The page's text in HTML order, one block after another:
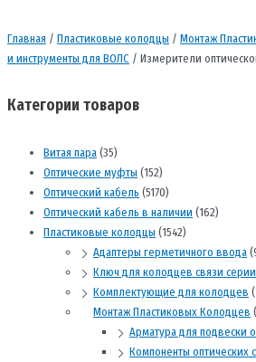
Главная / Пластиковые колодцы / Монтаж
и инструменты для ВОЛС / Измерители
Категории товаров
Витая пара(35)
Оптические муфты (152)
Оптический кабель (5170)
Оптический кабель в наличии (162)
Пластиковые колодцы (1542)
Адаптеры герметичного ввода
Ключ для колодцев связи
Комплектующие для колодцев
Монтаж Пластиковых Колодцев
Арматура для подвески
Компоненты оптических